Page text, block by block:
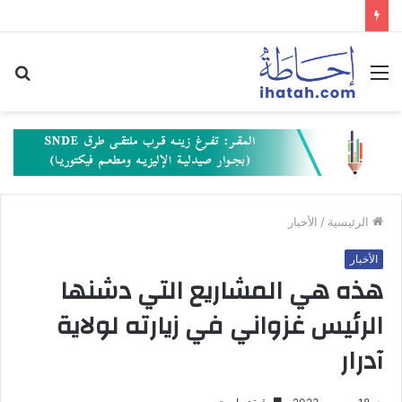
القائمة
الرئيسية / الأخبار
الأخبار
هذه هي المشاريع التي دشنها
الرئيس غزواني في زيارته لولاية
آدرار